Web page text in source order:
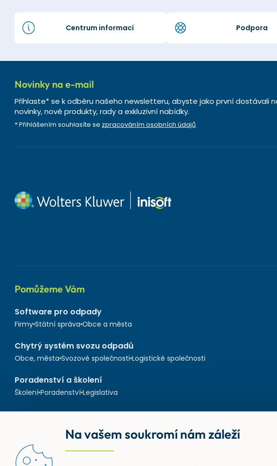
Centrum informací Podpora
Novinky na e-mail
Přihlaste* se k odběru našeho newsletteru, abyste jako první dostávali
novinky, nové produkty, rady a exkluzivní nabídky.
* Přihlášením souhlasíte se zpracováním osobních údajů.
Pomůžeme Vám
Software pro odpady
Firmy Státní správa Obce a města
Chytrý systém svozu odpadů
Obce, města Svozové společnosti Logistické společnosti
Poradenství a školení
Školení Poradenství Legislativa
Na vašem soukromí nám záleží